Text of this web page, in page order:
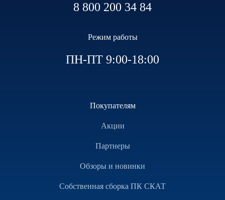
8 800 200 34 84
Режим работы
ПН-ПТ 9:00-18:00
Покупателям
Акции
Партнеры
Обзоры и новинки
Собственная сборка ПК СКАТ